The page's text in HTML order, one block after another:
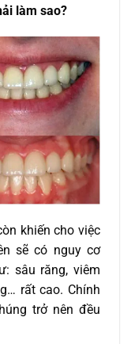
làm sao?
khiến cho việc
sẽ có nguy cơ
sâu răng, viêm
rất cao. Chính
trở nên đều